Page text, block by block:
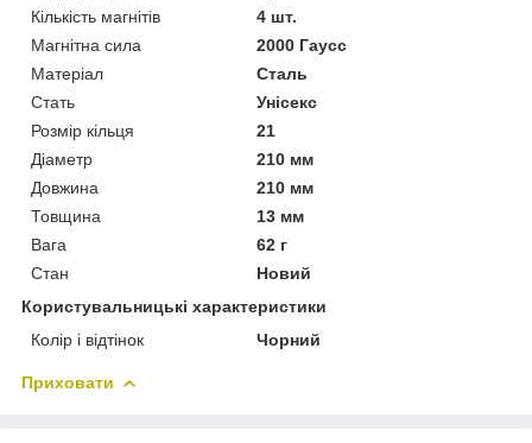
Кількість магнітів
4 шт.
Магнітна сила
2000 Гаусс
Матеріал
Сталь
Стать
Унісекс
Розмір кільця
21
Діаметр
210 мм
Довжина
210 мм
Товщина
13 мм
Вага
62 г
Стан
Новий
Користувальницькі характеристики
Колір і відтінок
Чорний
Приховати